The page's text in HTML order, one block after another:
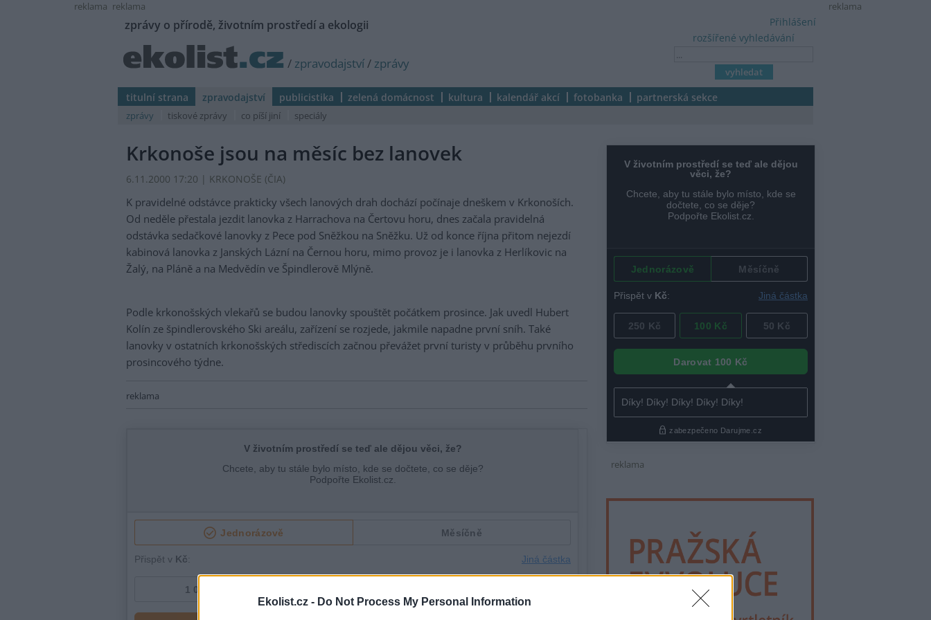
Ekolist.cz - Do Not Process My Personal Information
reklama
reklama reklama
zprávy o přírodě, životním prostředí a ekologii
/ zpravodajství/ zprávy
rozšířené vyhledávání
Přihlášení
titulní strana zpravodajství publicistika zelená domácnost kultura kalendář akcí fotobanka partnerská sekce
zprávy tiskové zprávy co píší jiní speciály
Krkonoše jsou na měsíc bez lanovek
6.11.2000 17:20 | KRKONOŠE (ČIA)
K pravidelné odstávce prakticky všech lanových drah dochází počínaje dneškem v Krkonoších.
Od neděle přestala jezdit lanovka z Harrachova na Čertovu horu, dnes začala pravidelná
odstávka sedačkové lanovky z Pece pod Sněžkou na Sněžku. Už od konce října přitom nejezdí
kabinová lanovka z Janských Lázní na Černou horu, mimo provoz je i lanovka z Herlíkovic na
Žalý, na Pláně a na Medvědín ve Špindlerově Mlýně.
Podle krkonošských vlekařů se budou lanovky spouštět počátkem prosince. Jak uvedl Hubert
Kolín ze špindlerovského Ski areálu, zařízení se rozjede, jakmile napadne první sníh. Také
lanovky v ostatních krkonošských střediscích začnou převážet první turisty v průběhu prvního
prosincového týdne.
reklama
reklama